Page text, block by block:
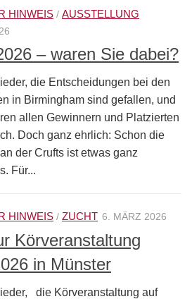
HINWEIS / AUSSTELLUNG
– waren Sie dabei?
die Entscheidungen bei den
in Birmingham sind gefallen, und
allen Gewinnern und Platzierten
Doch ganz ehrlich: Schon die
der Crufts ist etwas ganz
Für...
HINWEIS / ZUCHT 6. MÄRZ 2026
Körveranstaltung
in Münster
die Körveranstaltung auf